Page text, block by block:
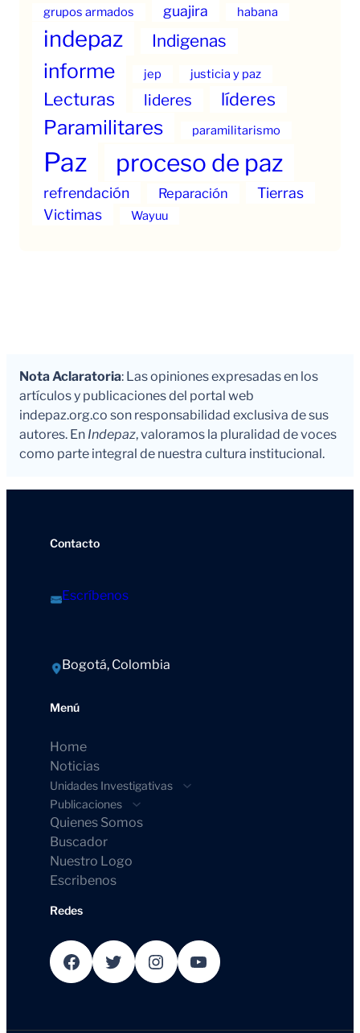
grupos armados
guajira habana
indepaz Indigenas
informe jep justicia y paz
Lecturas lideres líderes
Paramilitares paramilitarismo
Paz proceso de paz
refrendación Reparación
Tierras
Victimas
Wayuu
Nota Aclaratoria: Las opiniones expresadas en los
artículos y publicaciones del portal web
indepaz.org.co son responsabilidad exclusiva de sus
autores. En Indepaz, valoramos la pluralidad de voces
como parte integral de nuestra cultura institucional.
Contacto
Escríbenos
Bogotá, Colombia
Menú
Home
Noticias
Unidades Investigativas
Publicaciones
Quienes Somos
Buscador
Nuestro Logo
Escribenos
Redes
Facebook Twitter Instagram YouTube